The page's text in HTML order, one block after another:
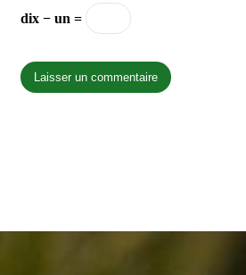
dix − un =